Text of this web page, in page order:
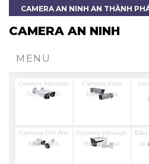
CAMERA AN NINH AN THÀNH
CAMERA AN NINH
MENU
Camera Kbvision
Tích Hợp Ai
Camera Xem
Biển Số Xe
Camera Ghi Âm
Ngoài Trời
Camera Kbvision
Hồng Ngoại
Đầu
Ip